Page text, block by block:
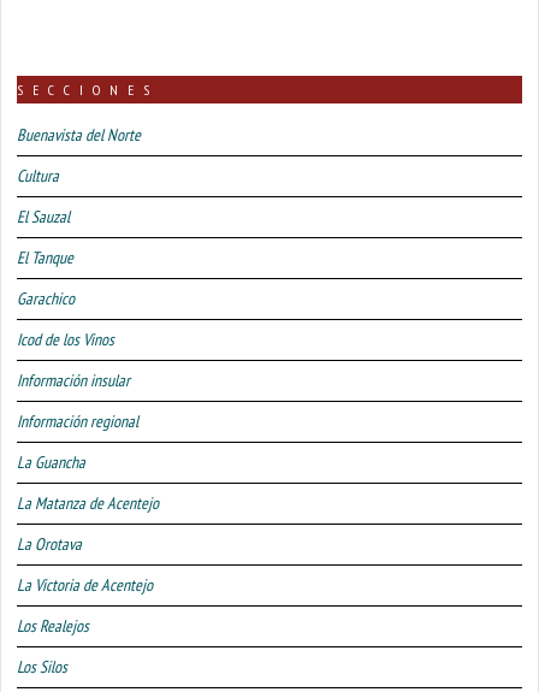
SECCIONES
Buenavista del Norte
Cultura
El Sauzal
El Tanque
Garachico
Icod de los Vinos
Información insular
Información regional
La Guancha
La Matanza de Acentejo
La Orotava
La Victoria de Acentejo
Los Realejos
Los Silos